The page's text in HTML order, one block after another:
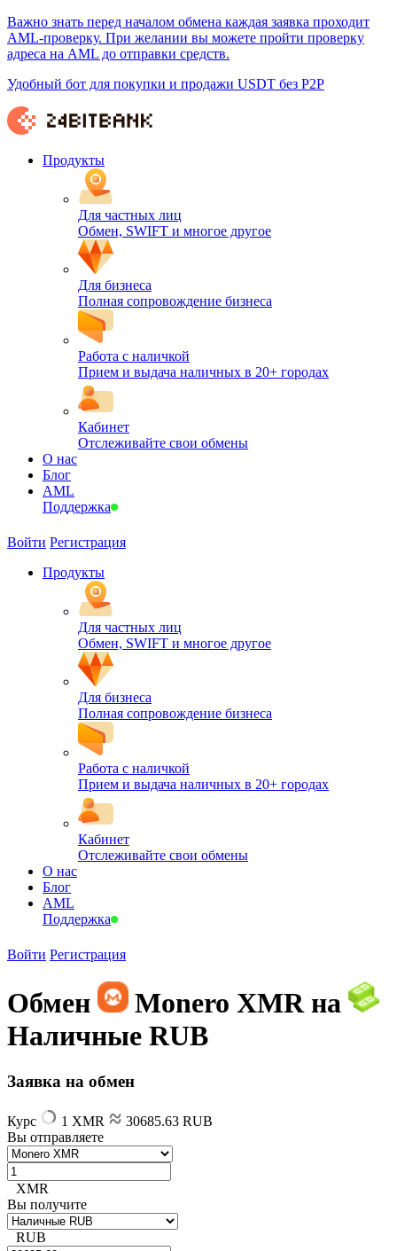
Важно знать перед началом обмена каждая заявка проходит
AML-проверку. При желании вы можете пройти проверку
адреса на AML до отправки средств.
Удобный бот для покупки и продажи USDT без P2P
Продукты
Для частных лиц
Обмен, SWIFT и многое другое
Для бизнеса
Полная сопровождение бизнеса
Работа с наличкой
Прием и выдача наличных в 20+ городах
Кабинет
Отслеживайте свои обмены
О нас
Блог
AML
Поддержка
Войти Регистрация
Продукты
Для частных лиц
Обмен, SWIFT и многое другое
Для бизнеса
Полная сопровождение бизнеса
Работа с наличкой
Прием и выдача наличных в 20+ городах
Кабинет
Отслеживайте свои обмены
О нас
Блог
AML
Поддержка
Войти Регистрация
Обмен
Monero XMR на
Наличные RUB
Заявка на обмен
Курс 1 XMR
30685.63 RUB
Вы отправляете
XMR
Вы получите
RUB